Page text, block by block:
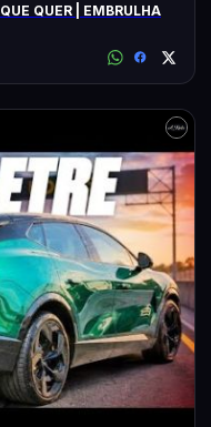
QUER | EMBRULHA